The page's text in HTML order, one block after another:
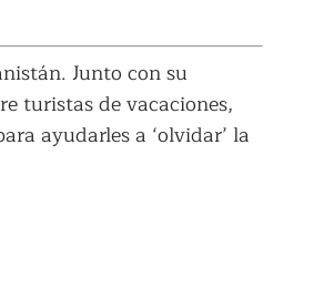
Junto con su
turistas de vacaciones,
ayudarles a ‘olvidar’ la